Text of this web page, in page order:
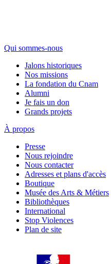
Qui sommes-nous
Jalons historiques
Nos missions
La fondation du Cnam
Alumni
Je fais un don
Grands projets
À propos
Presse
Nous rejoindre
Nous contacter
Adresses et plans d'accès
Boutique
Musée des Arts & Métiers
Bibliothèques
International
Stop Violences
Plan de site